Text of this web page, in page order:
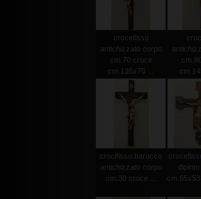
crocefisso
antichizzato corpo
cm.70 croce
cm.135x70 ...
crocifisso barocco
antichizzato corpo
cm.30 croce ...